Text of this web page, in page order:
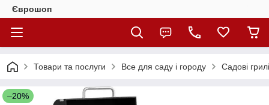
Єврошоп
Товари та послуги Все для саду і городу Садові
–20%